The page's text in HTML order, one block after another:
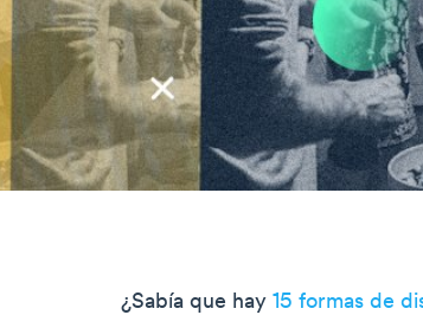
¿Sabía que hay 15 formas de